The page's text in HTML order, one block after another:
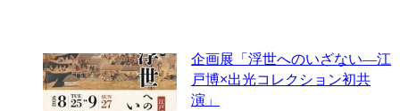
企画展「浮世へのいざない―江
戸博×出光コレクション初共
演」